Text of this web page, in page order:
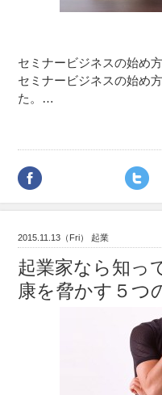
セミナービジネスの始め
セミナービジネスの始め
た。…
2015.11.13（Fri） 起業
起業家なら知っ
康を脅かす５つ